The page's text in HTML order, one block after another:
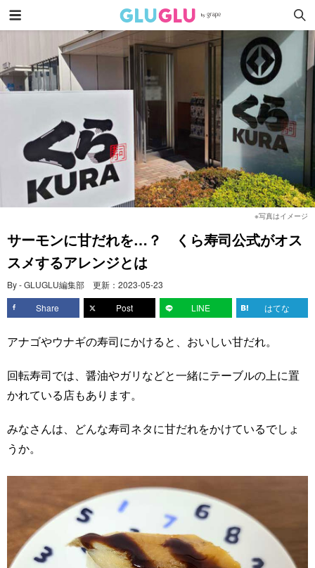
※写真はイメージ
サーモンに甘だれを…？ くら寿司公式がオス
スメするアレンジとは
By - GLUGLU編集部 更新： 2023-05-23
Share
Post LINE はてな
アナゴやウナギの寿司にかけると、おいしい甘だれ。
回転寿司では、醤油やガリなどと一緒にテーブルの上に置
かれている店もあります。
みなさんは、どんな寿司ネタに甘だれをかけているでしょ
うか。